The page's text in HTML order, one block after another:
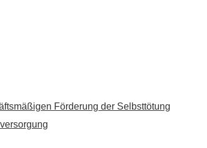
Förderung der Selbsttötung